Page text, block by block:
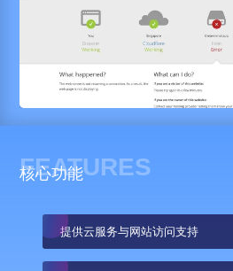
FEATURES
核心功能
提供云服务与网站访问支持